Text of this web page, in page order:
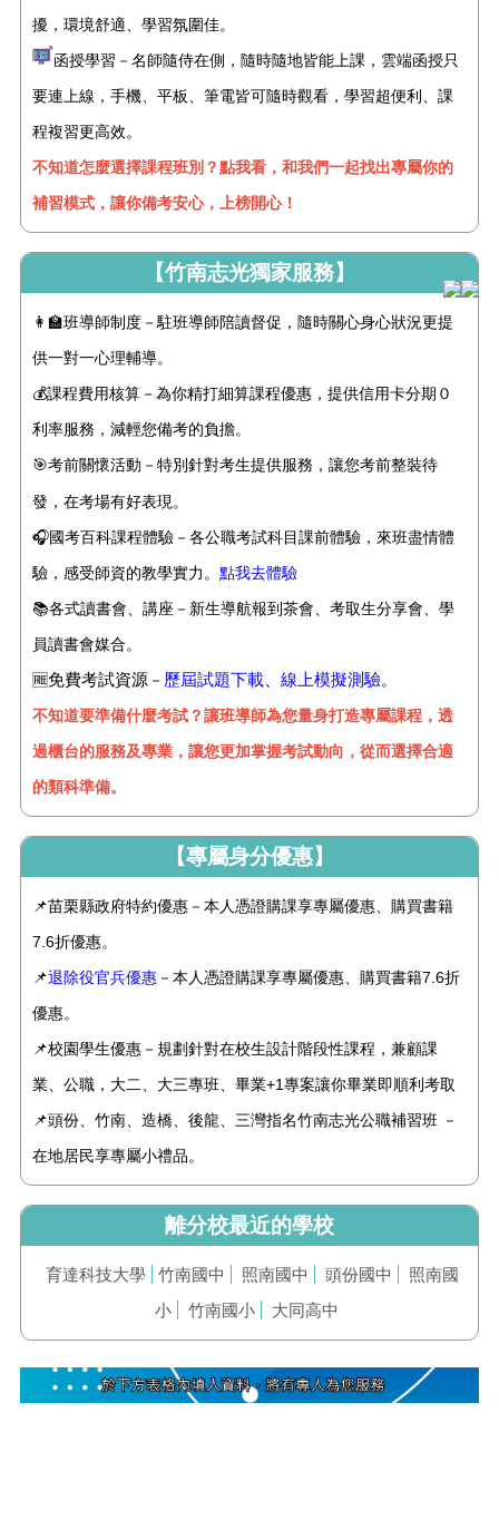
擾，環境舒適、學習氛圍佳。
函授學習－名師隨侍在側，隨時隨地皆能上課，雲端函授只
要連上線，手機、平板、筆電皆可隨時觀看，學習超便利、課
程複習更高效。
不知道怎麼選擇課程班別？點我看，和我們一起找出專屬你的
補習模式，讓你備考安心，上榜開心！
【竹南志光獨家服務】
👩‍🏫班導師制度－駐班導師陪讀督促，隨時關心身心狀況更提
供一對一心理輔導。
💰課程費用核算－為你精打細算課程優惠，提供信用卡分期０
利率服務，減輕您備考的負擔。
🎯考前關懷活動－特別針對考生提供服務 ，讓您考前整裝待
發，在考場有好表現。
🎧國考百科課程體驗－各公職考試科目課前體驗，來班盡情體
驗，感受師資的教學實力。 點我去體驗
📚各式讀書會、講座－新生導航報到茶會、考取生分享會、學
員讀書會媒合。
🆓免費考試資源 － 歷屆試題下載、 線上模擬測驗。
不知道要準備什麼考試？讓班導師為您量身打造專屬課程，透
過櫃台的服務及專業，讓您更加掌握考試動向，從而選擇合適
的類科準備。
【專屬身分優惠】
📌苗栗縣政府特約優惠－本人憑證購課享專屬優惠、購買書籍
7.6折優惠。
📌退除役官兵優惠－本人憑證購課享專屬優惠、購買書籍7.6折
優惠。
📌校園學生優惠－規劃針對在校生設計階段性課程，兼顧課
業、公職，大二、大三專班、畢業+1專案讓你畢業即順利考取
📌頭份、竹南、造橋、後龍、三灣指名竹南志光公職補習班 －
在地居民享專屬小禮品。
離分校最近的學校
育達科技大學 竹南國中 照南國中 頭份國中
照南國
小
竹南國小 大同高中